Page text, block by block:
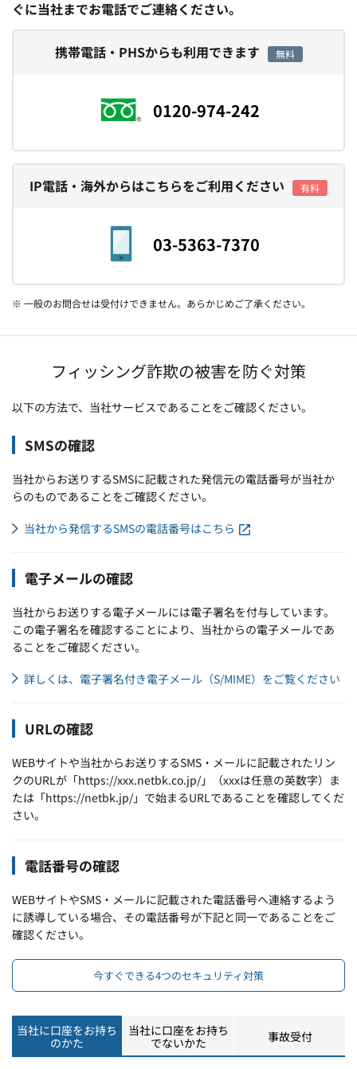
ぐに当社までお電話でご連絡ください。
携帯電話・PHSからも利用できます 無料
0120-974-242
IP電話・海外からはこちらをご利用ください 有料
03-5363-7370
※ 一般のお問合せは受付けできません。あらかじめご了承ください。
フィッシング詐欺の被害を防ぐ対策
以下の方法で、当社サービスであることをご確認ください。
SMSの確認
当社からお送りするSMSに記載された発信元の電話番号が当社か
らのものであることをご確認ください。
当社から発信するSMSの電話番号はこちら
電子メールの確認
当社からお送りする電子メールには電子署名を付与しています。
この電子署名を確認することにより、当社からの電子メールであ
ることをご確認ください。
詳しくは、電子署名付き電子メール（S/MIME）をご覧ください
URLの確認
WEBサイトや当社からお送りするSMS・メールに記載されたリン
クのURLが「https://xxx.netbk.co.jp/」（xxxは任意の英数字）ま
たは「https://netbk.jp/」で始まるURLであることを確認してくだ
さい。
電話番号の確認
WEBサイトやSMS・メールに記載された電話番号へ連絡するよう
に誘導している場合、その電話番号が下記と同一であることをご
確認ください。
今すぐできる4つのセキュリティ対策
当社に口座をお持ち
のかた
当社に口座をお持ち
でないかた
事故受付